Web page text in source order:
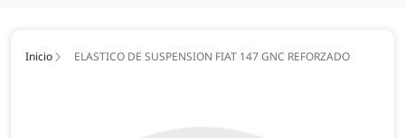
Inicio ELASTICO DE SUSPENSION FIAT 147 GNC REFORZADO